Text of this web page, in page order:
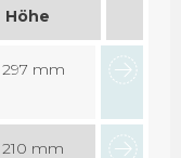
Höhe
297 mm
210 mm